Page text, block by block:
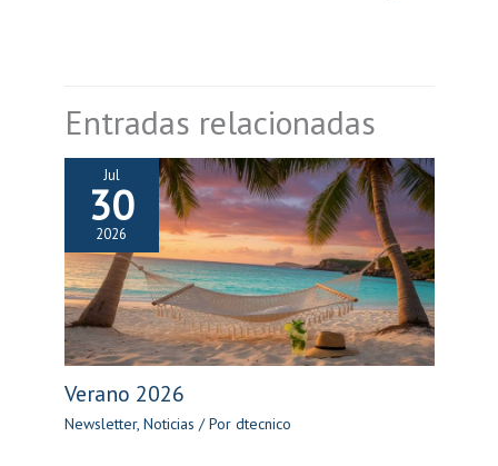
Entradas relacionadas
Jul
30
2026
Verano 2026
Newsletter, Noticias / Por dtecnico